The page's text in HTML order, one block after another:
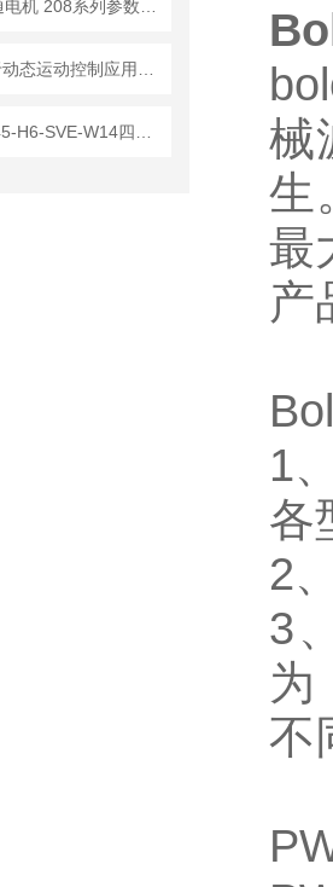
械
生
最
产
1
各
2
3
为
不